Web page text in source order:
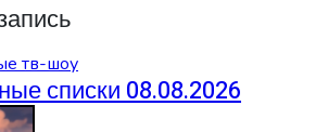
тв-шоу
списки 08.08.2026